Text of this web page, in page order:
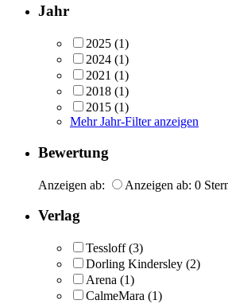
Jahr
2025 (1)
2024 (1)
2021 (1)
2018 (1)
2015 (1)
Mehr Jahr-Filter anzeigen
Bewertung
Anzeigen ab: Anzeigen ab: 0
Verlag
Tessloff (3)
Dorling Kindersley (2)
Arena (1)
CalmeMara (1)